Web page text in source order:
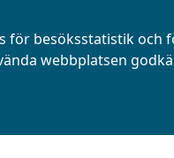
för besöksstatistik
webbplatsen